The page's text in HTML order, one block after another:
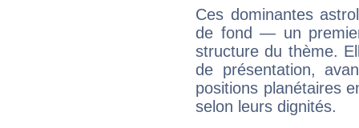
Ces dominantes
de fond — un
structure du thème.
de présentation,
positions planétaires
selon leurs dignités.